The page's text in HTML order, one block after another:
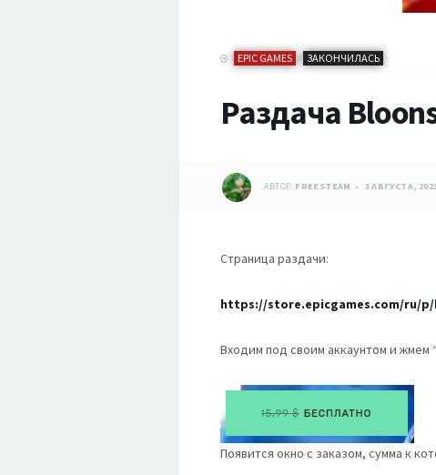
EPIC GAMES / ЗАКОНЧИЛАСЬ
Раздача
АВТОР: FREESTEAM 3 АВГУСТА,
Страница раздачи:
https://store.epicgames.com/ru/
Входим под своим аккаунтом и жмем
Появится окно с заказом, сумма к